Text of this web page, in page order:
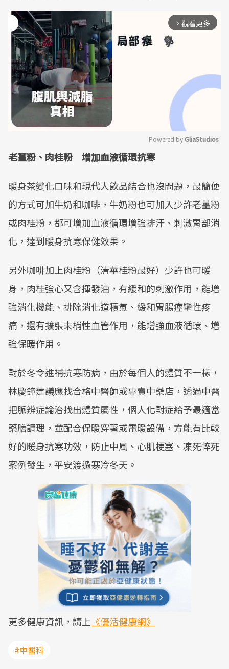
arrow_forward_ios 觀看更多
Powered by GliaStudios
老薑粉、肉桂粉 增加血液循環抗寒
暖身茶變化口味和現代人飲品結合也沒問題，最簡便
的方式可加牛奶和咖啡，牛奶粉也可加入少許老薑粉
或肉桂粉，都可增加血液循環增強排汗、刺激胃部消
化，達到暖身抗寒保健效果。
另外咖啡加上肉桂粉（清華桂粉最好）少許也可暖
身，肉桂強心又含揮發油，有緩和的刺激作用，能增
強消化機能、排除消化道積氣、緩和胃腸痙攣性疼
痛，還有擴張末梢性血管作用，能增強血液循環、增
強保暖作用。
對於冬令進補抗寒防病，由於每個人的體質不一樣，
林慶鐘建議應找合格中醫師或專賣中藥店，透過中醫
把脈辨症論治找出體質屬性，個人化對症給予最適當
藥膳調理，並配合保暖穿著或電暖設備，方能有比較
好的暖身抗寒功效，防止中風、心肌梗塞、凍死悴死
案例發生，平安渡過寒冷冬天。
更多健康資訊，請上 《優活健康網》
#中醫科